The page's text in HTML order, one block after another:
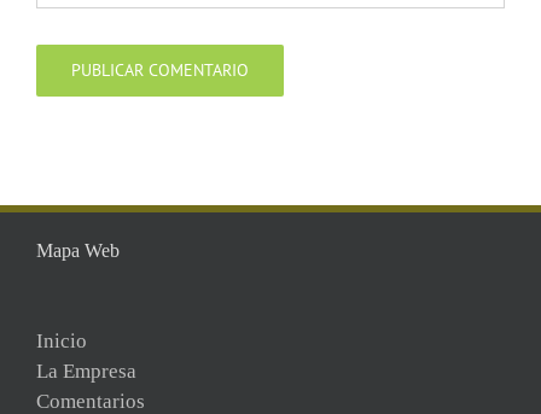
Mapa Web
Inicio
La Empresa
Comentarios